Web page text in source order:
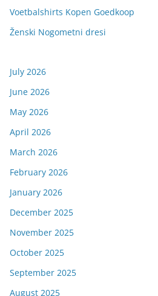
Voetbalshirts Kopen Goedkoop
Ženski Nogometni dresi
July 2026
June 2026
May 2026
April 2026
March 2026
February 2026
January 2026
December 2025
November 2025
October 2025
September 2025
August 2025